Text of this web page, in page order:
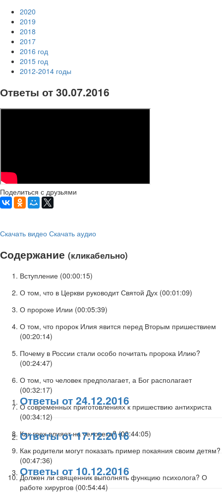
2020
2019
2018
2017
2016 год
2015 год
2012-2014 годы
Ответы от 30.07.2016
Поделиться с друзьями
Скачать видео Скачать аудио
Содержание (кликабельно)
Вступление (00:00:15)
О том, что в Церкви руководит Святой Дух (00:01:09)
О пророке Илии (00:05:39)
О том, что пророк Илия явится перед Вторым пришествием
(00:20:14)
Почему в России стали особо почитать пророка Илию?
(00:24:47)
О том, что человек предполагает, а Бог располагает
(00:32:17)
О современных приготовлениях к пришествию антихриста
(00:34:12)
Как грех влияет на человека? (00:44:05)
Как родители могут показать пример покаяния своим детям?
(00:47:36)
Должен ли священник выполнять функцию психолога? О
работе хирургов (00:54:44)
Ответы от 24.12.2016
Ответы от 17.12.2016
Ответы от 10.12.2016